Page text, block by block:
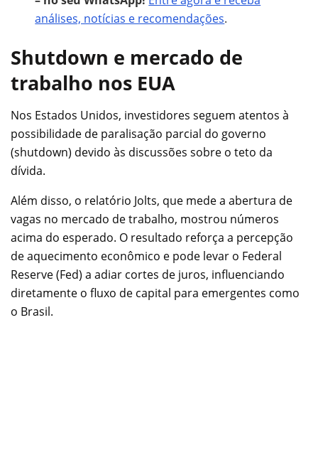
análises, notícias e recomendações.
Shutdown e mercado de
trabalho nos EUA
Nos Estados Unidos, investidores seguem atentos à
possibilidade de paralisação parcial do governo
(shutdown) devido às discussões sobre o teto da
dívida.
Além disso, o relatório Jolts, que mede a abertura de
vagas no mercado de trabalho, mostrou números
acima do esperado. O resultado reforça a percepção
de aquecimento econômico e pode levar o Federal
Reserve (Fed) a adiar cortes de juros, influenciando
diretamente o fluxo de capital para emergentes como
o Brasil.